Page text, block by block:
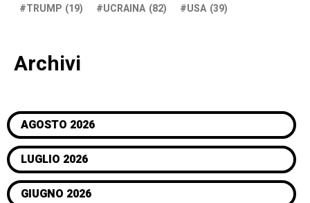
TRUMP (19) UCRAINA (82) USA (39)
Archivi
AGOSTO 2026
LUGLIO 2026
GIUGNO 2026